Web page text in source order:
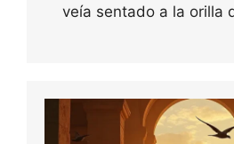
veía sentado a la orilla